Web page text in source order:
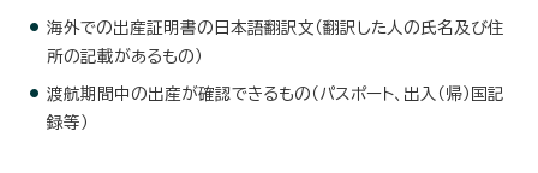
海外での出産証明書の日本語翻訳文（翻訳した人の氏名及び住
所の記載があるもの）
渡航期間中の出産が確認できるもの（パスポート、出入（帰）国記
録等）